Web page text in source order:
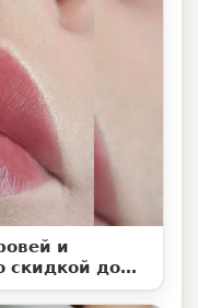
и
скидкой до